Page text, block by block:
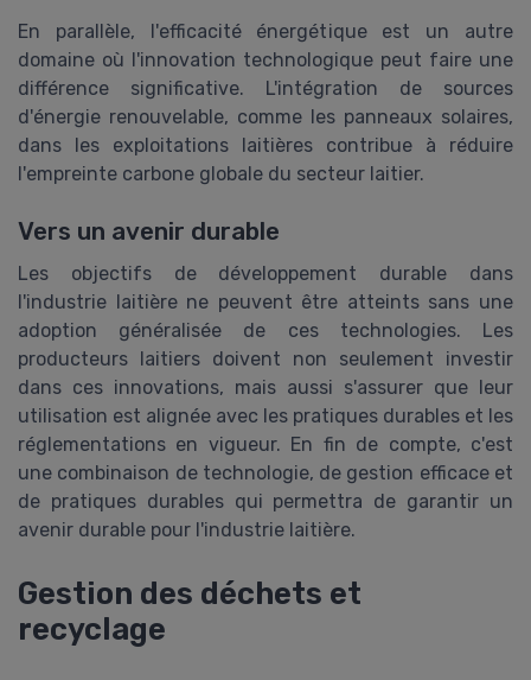
En parallèle, l'efficacité énergétique est un autre
domaine où l'innovation technologique peut faire une
différence significative. L'intégration de sources
d'énergie renouvelable, comme les panneaux solaires,
dans les exploitations laitières contribue à réduire
l'empreinte carbone globale du secteur laitier.
Vers un avenir durable
Les objectifs de développement durable dans
l'industrie laitière ne peuvent être atteints sans une
adoption généralisée de ces technologies. Les
producteurs laitiers doivent non seulement investir
dans ces innovations, mais aussi s'assurer que leur
utilisation est alignée avec les pratiques durables et les
réglementations en vigueur. En fin de compte, c'est
une combinaison de technologie, de gestion efficace et
de pratiques durables qui permettra de garantir un
avenir durable pour l'industrie laitière.
Gestion des déchets et
recyclage